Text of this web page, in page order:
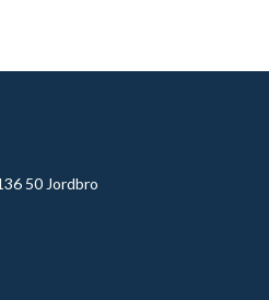
50 Jordbro